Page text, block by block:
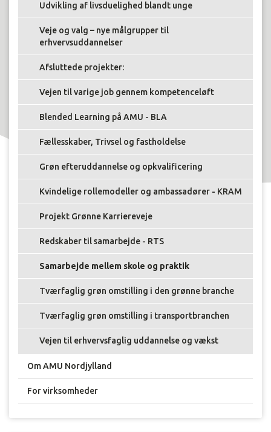
Udvikling af livsduelighed blandt unge
Veje og valg – nye målgrupper til
erhvervsuddannelser
Afsluttede projekter:
Vejen til varige job gennem kompetenceløft
Blended Learning på AMU - BLA
Fællesskaber, Trivsel og fastholdelse
Grøn efteruddannelse og opkvalificering
Kvindelige rollemodeller og ambassadører - KRAM
Projekt Grønne Karriereveje
Redskaber til samarbejde - RTS
Samarbejde mellem skole og praktik
Tværfaglig grøn omstilling i den grønne branche
Tværfaglig grøn omstilling i transportbranchen
Vejen til erhvervsfaglig uddannelse og vækst
Om AMU Nordjylland
For virksomheder